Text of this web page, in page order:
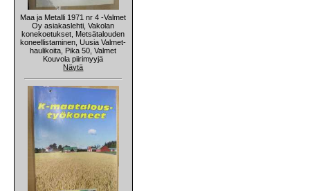
Maa ja Metalli 1971 nr 4 -Valmet
Oy asiakaslehti, Vakolan
konekoetukset, Metsätalouden
koneellistaminen, Uusia Valmet-
haulikoita, Pika 50, Valmet
Kouvola piirimyyjä
Näytä